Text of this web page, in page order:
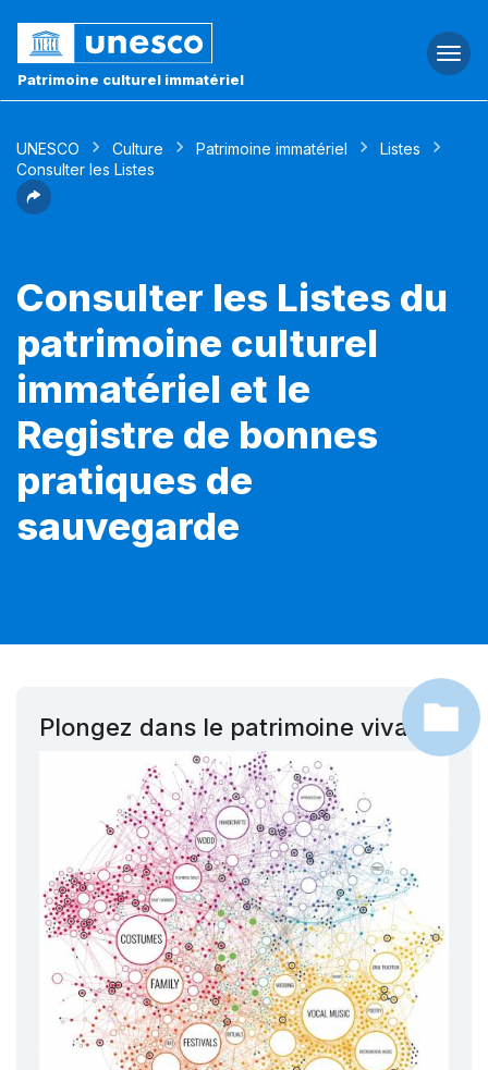
Patrimoine culturel immatériel
UNESCO Culture Patrimoine immatériel
Listes
Consulter les Listes
Consulter les Listes du
patrimoine culturel
immatériel et le
Registre de bonnes
pratiques de
sauvegarde
Plongez dans le patrimoine vivant !